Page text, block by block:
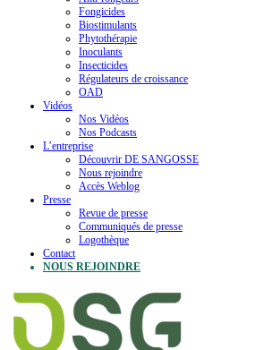
Fongicides
Biostimulants
Phytothérapie
Inoculants
Insecticides
Régulateurs de croissance
OAD
Vidéos
Nos Vidéos
Nos Podcasts
L’entreprise
Découvrir DE SANGOSSE
Nous rejoindre
Accès Weblog
Presse
Revue de presse
Communiqués de presse
Logothèque
Contact
NOUS REJOINDRE